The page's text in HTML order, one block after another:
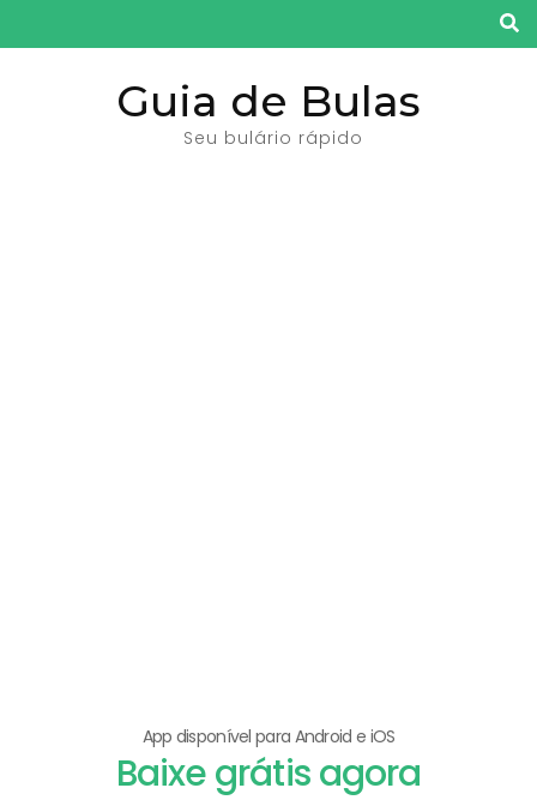
para
Guia de Bulas
Seu bulário rápido
App disponível para Android e iOS
Baixe grátis agora